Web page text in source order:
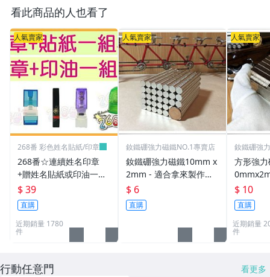
看此商品的人也看了
人氣賣家
268番 彩色姓名貼紙/印章
268番☆連續姓名印章
+贈姓名貼紙或印油一組
39元(連續章.職章.免蓋
章.卡通章.會計章.印章
筆.姓名章.)
$ 39
直購
近期銷量 1780
件
人氣賣家
釹鐵硼強力磁鐵NO.1專賣店
釹鐵硼強力磁鐵10mm x
2mm - 適合拿來製作創
意手鍊或項鍊!
$ 6
直購
人氣賣家
釹鐵硼強
方形強
物超實用!
$ 10
直購
近期銷量
件
行動任意門 看更多